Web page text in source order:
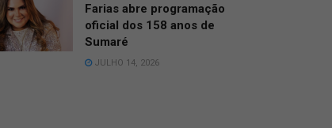
Farias abre programação
oficial dos 158 anos de
Sumaré
JULHO 14, 2026